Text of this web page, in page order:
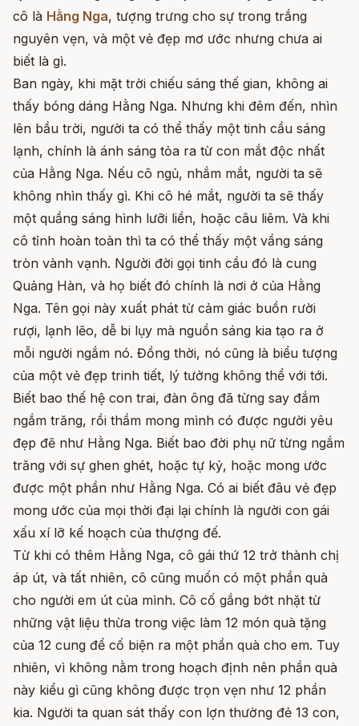
cô là Hằng Nga, tượng trưng cho sự trong trắng
nguyên vẹn, và một vẻ đẹp mơ ước nhưng chưa ai
biết là gì.
Ban ngày, khi mặt trời chiếu sáng thế gian, không ai
thấy bóng dáng Hằng Nga. Nhưng khi đêm đến, nhìn
lên bầu trời, người ta có thể thấy một tinh cầu sáng
lạnh, chính là ánh sáng tỏa ra từ con mắt độc nhất
của Hằng Nga. Nếu cô ngủ, nhắm mắt, người ta sẽ
không nhìn thấy gì. Khi cô hé mắt, người ta sẽ thấy
một quầng sáng hình lưỡi liền, hoặc câu liêm. Và khi
cô tỉnh hoàn toàn thì ta có thể thấy một vầng sáng
tròn vành vạnh. Người đời gọi tinh cầu đó là cung
Quảng Hàn, và họ biết đó chính là nơi ở của Hằng
Nga. Tên gọi này xuất phát từ cảm giác buồn rười
rượi, lạnh lẽo, dễ bi lụy mà nguồn sáng kia tạo ra ở
mỗi người ngắm nó. Đồng thời, nó cũng là biểu tượng
của một vẻ đẹp trinh tiết, lý tưởng không thể với tới.
Biết bao thế hệ con trai, đàn ông đã từng say đắm
ngắm trăng, rồi thầm mong mình có được người yêu
đẹp đẽ như Hằng Nga. Biết bao đời phụ nữ từng ngắm
trăng với sự ghen ghét, hoặc tự kỷ, hoặc mong ước
được một phần như Hằng Nga. Có ai biết đâu vẻ đẹp
mong ước của mọi thời đại lại chính là người con gái
xấu xí lỡ kế hoạch của thượng đế.
Từ khi có thêm Hằng Nga, cô gái thứ 12 trở thành chị
áp út, và tất nhiên, cô cũng muốn có một phần quà
cho người em út của mình. Cô cố gắng bớt nhặt từ
những vật liệu thừa trong việc làm 12 món quà tặng
của 12 cung để cố biện ra một phần quà cho em. Tuy
nhiên, vì không nằm trong hoạch định nên phần quà
này kiểu gì cũng không được trọn vẹn như 12 phần
kia. Người ta quan sát thấy con lợn thường đẻ 13 con,